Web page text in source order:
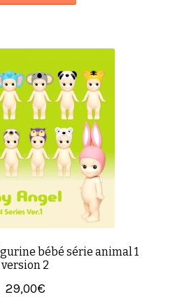
bébé série animal 1
version 2
29,00€